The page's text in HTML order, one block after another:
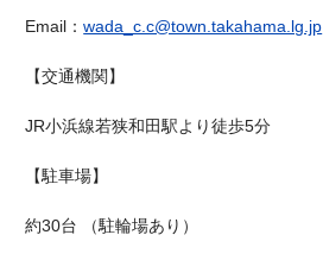
Email ：wada_c.c@town.takahama.lg.jp
【交通機関】
JR小浜線若狭和田駅より徒歩5分
【駐車場】
約30台 （駐輪場あり）